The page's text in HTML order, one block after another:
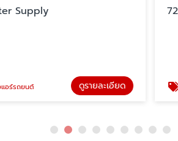
ดูรายละเอียด
724 Inter
แผ่นกรองเครื่อ